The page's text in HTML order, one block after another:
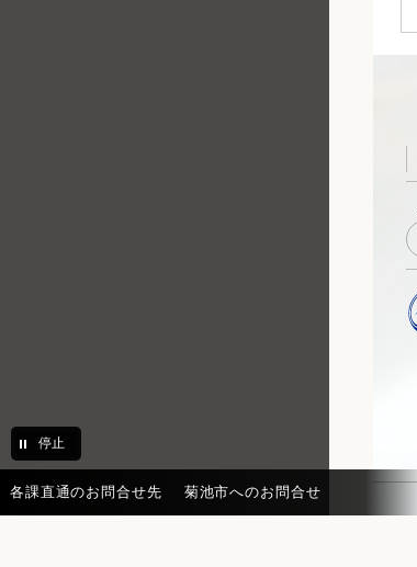
停止
各課直通のお問合せ先 菊池市へのお問合せ